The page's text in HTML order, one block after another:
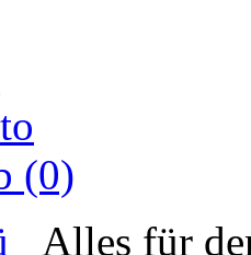
(0)
Alles für